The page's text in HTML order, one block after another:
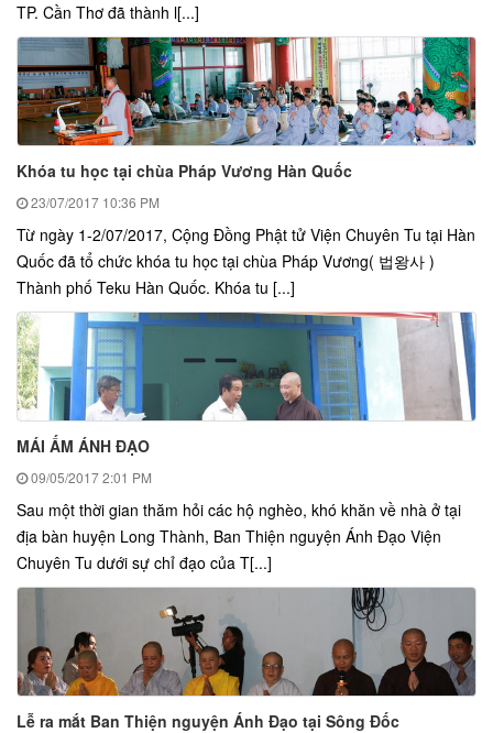
TP. Cần Thơ đã thành l[...]
Khóa tu học tại chùa Pháp Vương Hàn Quốc
23/07/2017 10:36 PM
Từ ngày 1-2/07/2017, Cộng Đồng Phật tử Viện Chuyên Tu tại Hàn
Quốc đã tổ chức khóa tu học tại chùa Pháp Vương( 법왕사 )
Thành phố Teku Hàn Quốc. Khóa tu [...]
MÁI ẤM ÁNH ĐẠO
09/05/20172:01 PM
Sau một thời gian thăm hỏi các hộ nghèo, khó khăn về nhà ở tại
địa bàn huyện Long Thành, Ban Thiện nguyện Ánh Đạo Viện
Chuyên Tu dưới sự chỉ đạo của T[...]
Lễ ra mắt Ban Thiện nguyện Ánh Đạo tại Sông Đốc